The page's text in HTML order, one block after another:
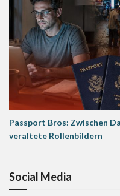
Passport Bros: Zwischen
veraltete Rollenbildern
Social Media